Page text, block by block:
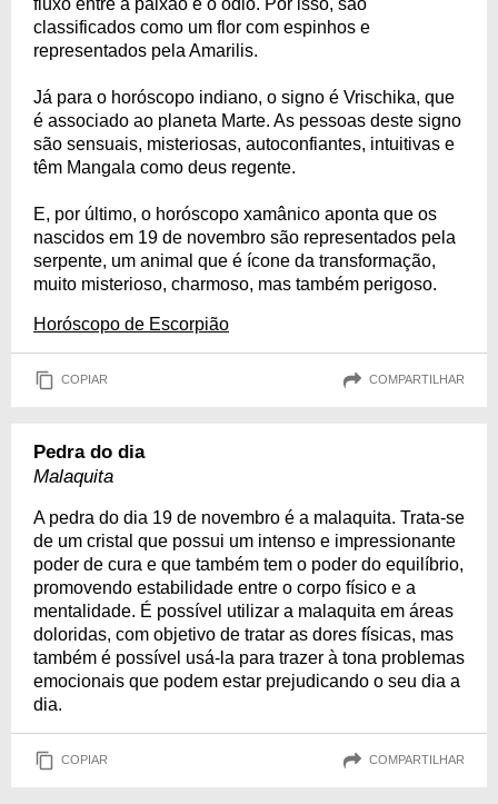
classificados como um flor com espinhos e
representados pela Amarilis.
Já para o horóscopo indiano, o signo é Vrischika, que
é associado ao planeta Marte. As pessoas deste signo
são sensuais, misteriosas, autoconfiantes, intuitivas e
têm Mangala como deus regente.
E, por último, o horóscopo xamânico aponta que os
nascidos em 19 de novembro são representados pela
serpente, um animal que é ícone da transformação,
muito misterioso, charmoso, mas também perigoso.
Horóscopo de Escorpião
COPIAR COMPARTILHAR
Pedra do dia
Malaquita
A pedra do dia 19 de novembro é a malaquita. Trata-se
de um cristal que possui um intenso e impressionante
poder de cura e que também tem o poder do equilíbrio,
promovendo estabilidade entre o corpo físico e a
mentalidade. É possível utilizar a malaquita em áreas
doloridas, com objetivo de tratar as dores físicas, mas
também é possível usá-la para trazer à tona problemas
emocionais que podem estar prejudicando o seu dia a
dia.
COPIAR COMPARTILHAR